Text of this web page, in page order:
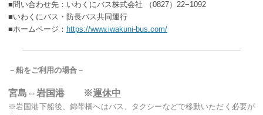
■問い合わせ先：いわくにバス株式会社 （0827）22−1092
■いわくにバス・防長バス共同運行
■ホームページ： https://www.iwakuni-bus.com/
－船をご利用の場合－
宮島⇔岩国港 ※運休中
※岩国港下船後、錦帯橋へはバス、タクシーなどで移動いただく必要が